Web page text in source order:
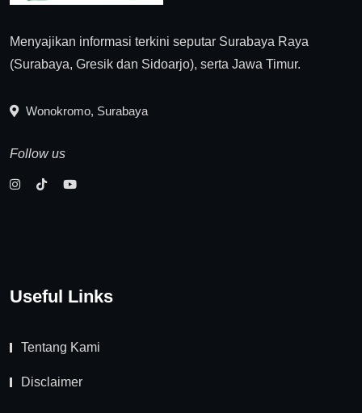
Menyajikan informasi terkini seputar Surabaya Raya
(Surabaya, Gresik dan Sidoarjo), serta Jawa Timur.
Wonokromo, Surabaya
Follow us
Useful Links
Tentang Kami
Disclaimer